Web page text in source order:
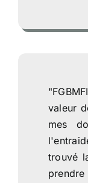
valeur
mes
trouvé